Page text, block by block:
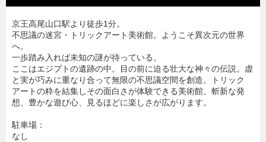
京王高尾山口駅より徒歩1分。
不思議の迷宮・トリックアート美術館。ようこそ異次元の世界
へ。
一歩踏み入れば未知の謎が待っている。
ここはエジプトの遺跡の中。目の前に迫る壮大な神々の伝説。虚
と実が巧みに重なり合って無限の不思議空間を創造。トリック
アートの粋を結集しその面白さが体験できる美術館。斬新な発
想、豊かな遊び心、見るほどに楽しさが広がります。
駐車場：
なし